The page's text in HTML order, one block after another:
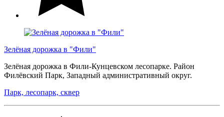
Зелёная дорожка в "Фили"
Зелёная дорожка в Фили-Кунцевском лесопарке. Район
Филёвский Парк, Западный административный округ.
Парк, лесопарк, сквер